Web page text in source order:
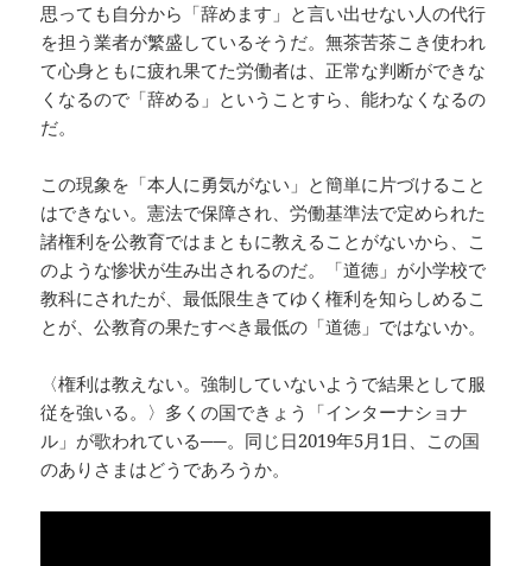
思っても自分から「辞めます」と言い出せない人の代行
を担う業者が繁盛しているそうだ。無茶苦茶こき使われ
て心身ともに疲れ果てた労働者は、正常な判断ができな
くなるので「辞める」ということすら、能わなくなるの
だ。
この現象を「本人に勇気がない」と簡単に片づけること
はできない。憲法で保障され、労働基準法で定められた
諸権利を公教育ではまともに教えることがないから、こ
のような惨状が生み出されるのだ。「道徳」が小学校で
教科にされたが、最低限生きてゆく権利を知らしめるこ
とが、公教育の果たすべき最低の「道徳」ではないか。
〈権利は教えない。強制していないようで結果として服
従を強いる。〉多くの国できょう「インターナショナ
ル」が歌われている──。同じ日2019年5月1日、この国
のありさまはどうであろうか。